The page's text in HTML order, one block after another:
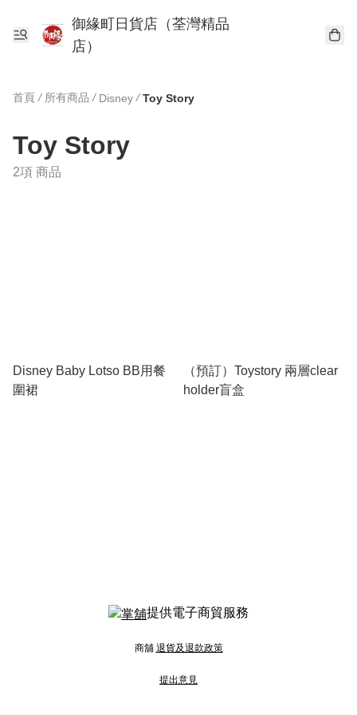
御緣町日貨店（荃灣精品
店）
首頁 / 所有商品 / Disney / Toy Story
Toy Story
2項 商品
Disney Baby Lotso BB用餐
圍裙
（預訂）Toystory 兩層clear
holder盲盒
提供電子商貿服務
商舖 退貨及退款政策
提出意見